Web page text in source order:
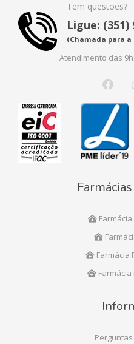
Tem questões?
Ligue: (351)
(Chamada para
Atendimento das
Farmácia